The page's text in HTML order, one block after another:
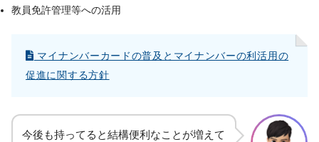
教員免許管理等への活用
マイナンバーカードの普及とマイナンバーの利活用の
促進に関する方針
今後も持ってると結構便利なことが増えて